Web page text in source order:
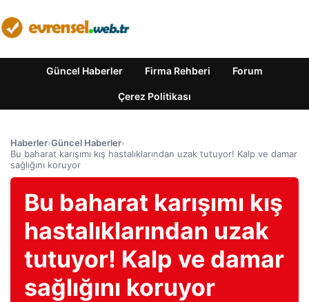
Güncel Haberler Firma Rehberi Forum
Çerez Politikası
Haberler›Güncel Haberler›
Bu baharat karışımı kış hastalıklarından uzak tutuyor! Kalp ve damar
sağlığını koruyor
Bu baharat karışımı kış
hastalıklarından uzak
tutuyor! Kalp ve damar
sağlığını koruyor